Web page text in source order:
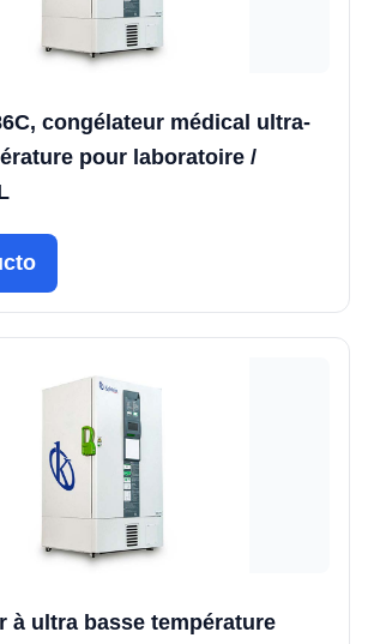
congélateur médical ultra-
pour laboratoire /
à ultra basse température